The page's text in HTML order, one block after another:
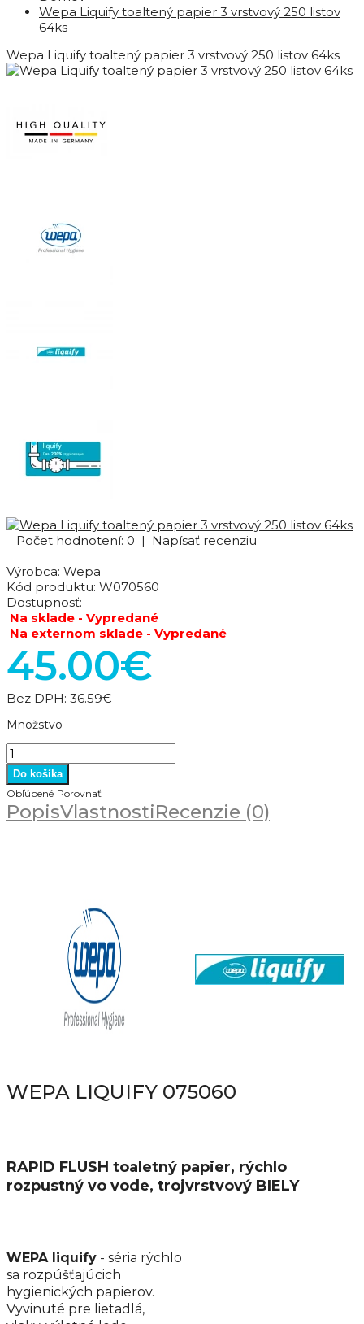
Wepa Liquify toaltený papier 3 vrstvový 250 listov
64ks
Wepa Liquify toaltený papier 3 vrstvový 250 listov 64ks
Počet hodnotení: 0 | Napísať recenziu
Výrobca: Wepa
Kód produktu: W070560
Dostupnosť:
Na sklade - Vypredané
Na externom sklade - Vypredané
45.00€
Bez DPH: 36.59€
Množstvo
Obľúbené Porovnať
PopisVlastnostiRecenzie (0)
WEPA LIQUIFY 075060
RAPID FLUSH toaletný papier, rýchlo
rozpustný vo vode, trojvrstvový BIELY
WEPA liquify - séria rýchlo
sa rozpúšťajúcich
hygienických papierov.
Vyvinuté pre lietadlá,